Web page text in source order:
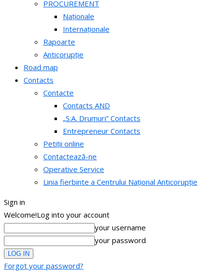
PROCUREMENT
Naționale
Internaționale
Rapoarte
Anticorupție
Road map
Contacts
Contacte
Contacts AND
„S.A. Drumuri” Contacts
Entrepreneur Contacts
Petiții online
Contactează-ne
Operative Service
Linia fierbinte a Centrului Național Anticorupție
Sign in
Welcome!Log into your account
your username
your password
Forgot your password?